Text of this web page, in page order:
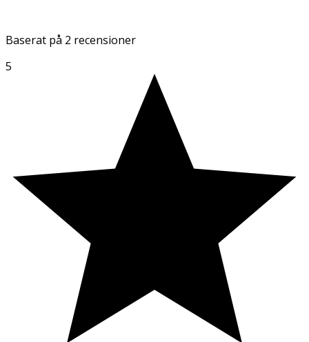
Baserat på 2 recensioner
5